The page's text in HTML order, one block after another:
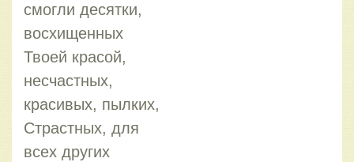
смогли десятки,
восхищенных
Твоей красой,
несчастных,
красивых, пылких,
Страстных, для
всех других